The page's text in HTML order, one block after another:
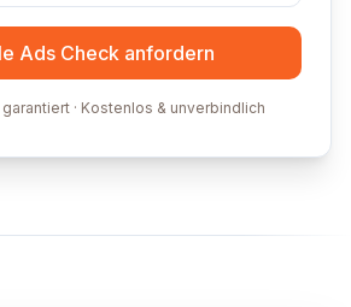
Ads Check anfordern
garantiert · Kostenlos & unverbindlich